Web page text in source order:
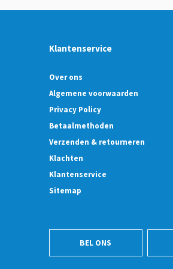
Klantenservice
Over ons
Algemene voorwaarden
Privacy Policy
Betaalmethoden
Verzenden & retourneren
Klachten
Klantenservice
Sitemap
BEL ONS